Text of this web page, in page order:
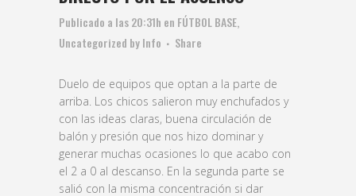
Publicado a las 20:31h en FÚTBOL BASE
Uncategorized byInfo Share
Duelo de equipos que optan a la parte de
arriba. Los chicos salieron muy enchufados y
con las ideas claras, buena circulación de
balón y presión que nos hizo dominar y
generar muchas ocasiones lo que acabo con
el 2 a 0 al descanso. En la segunda parte se
salió con la misma concentración si dar